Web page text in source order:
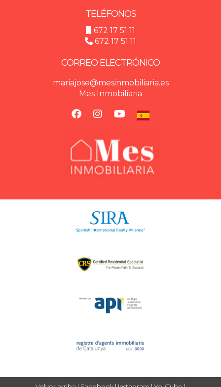
TELÉFONOS
672 17 51 11
672 17 51 11
CORREO ELECTRÓNICO
mariajose@mesinmobiliaria.es
Mes Inmobiliaria